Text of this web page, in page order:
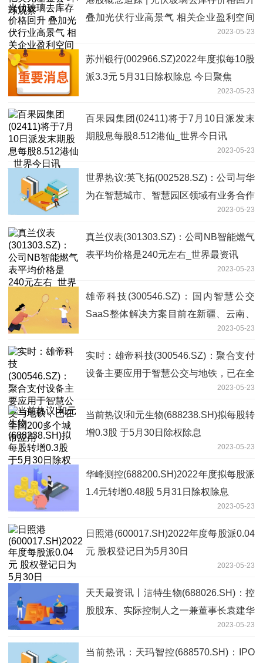
叠加光伏行业高景气 相关企业盈利空间
2023-05-23
苏州银行(002966.SZ)2022年度拟每10股
派3.3元 5月31日除权除息 今日聚焦
2023-05-23
百果园集团(02411)将于7月10日派发末
期股息每股8.512港仙_世界今日讯
2023-05-23
世界热议:英飞拓(002528.SZ)：公司与华
为在智慧城市、智慧园区领域有业务合作
2023-05-23
真兰仪表(301303.SZ)：公司NB智能燃气
表平均价格是240元左右_世界最资讯
2023-05-23
雄帝科技(300546.SZ)：国内智慧公交
SaaS整体解决方案目前在新疆、云南、
河南、山东及青海都已有试点项目落地
2023-05-23
实时：雄帝科技(300546.SZ)：聚合支付
设备主要应用于智慧公交与地铁，已在全
2023-05-23
当前热议!和元生物(688238.SH)拟每股转
增0.3股 于5月30日除权除息
2023-05-23
华峰测控(688200.SH)2022年度拟每股派
1.4元转增0.48股 5月31日除权除息
2023-05-23
日照港(600017.SH)2022年度每股派0.04
元 股权登记日为5月30日
2023-05-23
天天最资讯丨洁特生物(688026.SH)：控
股股东、实际控制人之一兼董事长袁建华
2023-05-23
当前热讯：天玛智控(688570.SH)：IPO